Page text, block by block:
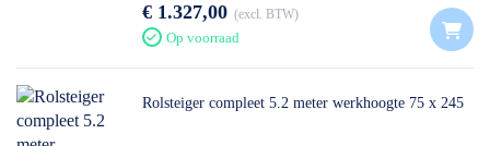
€ 1.327,00 excl. BTW
Op voorraad
Rolsteiger compleet 5.2 meter werkhoogte 75 x 245